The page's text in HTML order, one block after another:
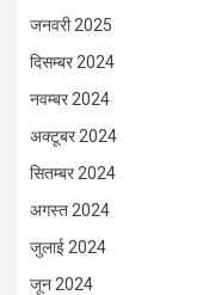
जनवरी 2025
दिसम्बर 2024
नवम्बर 2024
अक्टूबर 2024
सितम्बर 2024
अगस्त 2024
जुलाई 2024
जून 2024